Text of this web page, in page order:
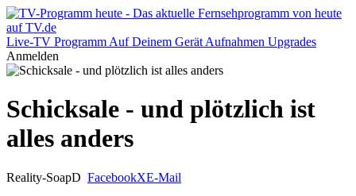
Live-TV Programm Auf Deinem Gerät Aufnahmen Upgrades
Anmelden
Schicksale - und plötzlich ist
alles anders
Reality-SoapD FacebookXE-Mail